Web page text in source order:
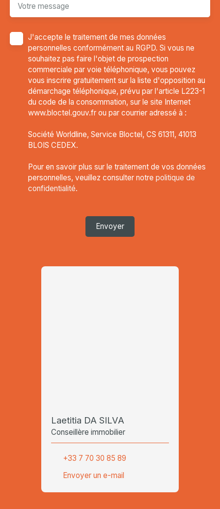
Votre message
J'accepte le traitement de mes données
personnelles conformément au RGPD. Si vous ne
souhaitez pas faire l'objet de prospection
commerciale par voie téléphonique, vous pouvez
vous inscrire gratuitement sur la liste d'opposition au
démarchage téléphonique, prévu par l'article L223-1
du code de la consommation, sur le site Internet
www.bloctel.gouv.fr ou par courrier adressé à :
Société Worldline, Service Bloctel, CS 61311, 41013
BLOIS CEDEX.
Pour en savoir plus sur le traitement de vos données
personnelles, veuillez consulter notre politique de
confidentialité.
Envoyer
Laetitia DA SILVA
Conseillère immobilier
+33 7 70 30 85 89
Envoyer un e-mail